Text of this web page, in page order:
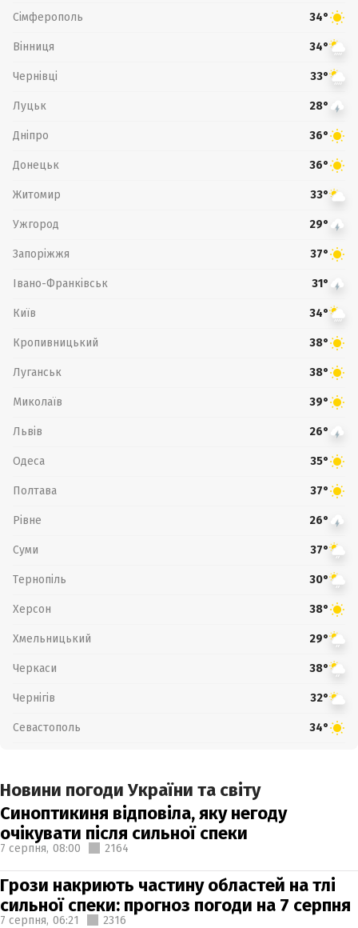
Сімферополь 34°
Вінниця 34°
Чернівці 33°
Луцьк 28°
Дніпро 36°
Донецьк 36°
Житомир 33°
Ужгород 29°
Запоріжжя 37°
Івано-Франківськ 31°
Київ 34°
Кропивницький 38°
Луганськ 38°
Миколаїв 39°
Львів 26°
Одеса 35°
Полтава 37°
Рівне 26°
Суми 37°
Тернопіль 30°
Херсон 38°
Хмельницький 29°
Черкаси 38°
Чернігів 32°
Севастополь 34°
Новини погоди України та світу
Синоптикиня відповіла, яку негоду
очікувати після сильної спеки
7 серпня, 08:00 2164
Грози накриють частину областей на тлі
сильної спеки: прогноз погоди на 7 серпня
7 серпня, 06:21 2316